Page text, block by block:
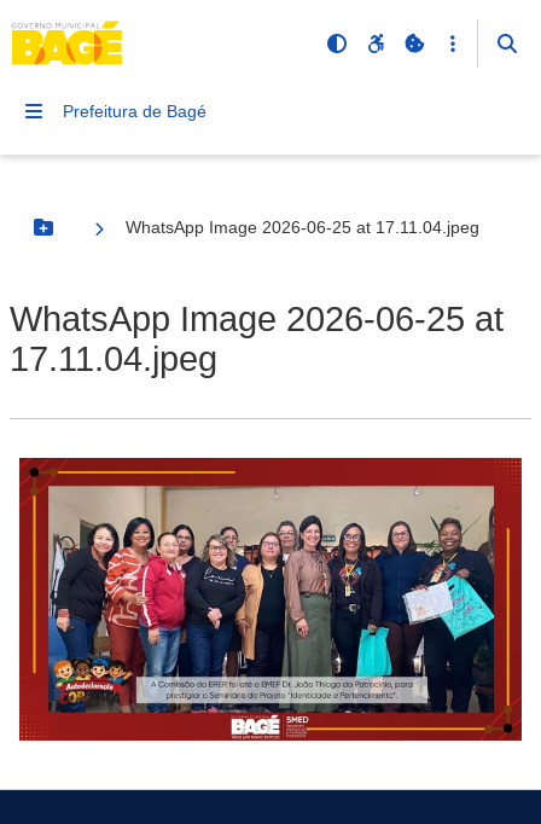
Prefeitura de Bagé
Botão Menu
WhatsApp Image 2026-06-25 at 17.11.04.jpeg
WhatsApp Image 2026-06-25 at
17.11.04.jpeg